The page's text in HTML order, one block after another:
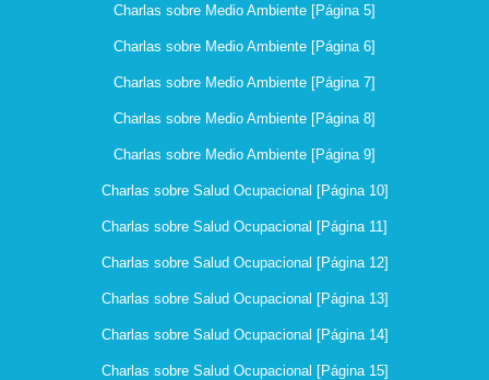
Charlas sobre Medio Ambiente [Página 5]
Charlas sobre Medio Ambiente [Página 6]
Charlas sobre Medio Ambiente [Página 7]
Charlas sobre Medio Ambiente [Página 8]
Charlas sobre Medio Ambiente [Página 9]
Charlas sobre Salud Ocupacional [Página 10]
Charlas sobre Salud Ocupacional [Página 11]
Charlas sobre Salud Ocupacional [Página 12]
Charlas sobre Salud Ocupacional [Página 13]
Charlas sobre Salud Ocupacional [Página 14]
Charlas sobre Salud Ocupacional [Página 15]